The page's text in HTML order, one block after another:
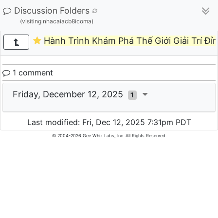
Discussion Folders
(visiting nhacaiacb8icoma)
Hành Trình Khám Phá Thế Giới Giải Trí
1 comment
Friday, December 12, 2025 1
Last modified: Fri, Dec 12, 2025 7:31pm PDT
© 2004-2026 Gee Whiz Labs, Inc. All Rights Reserved.